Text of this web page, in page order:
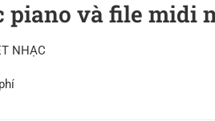
piano và file midi
NHẠC